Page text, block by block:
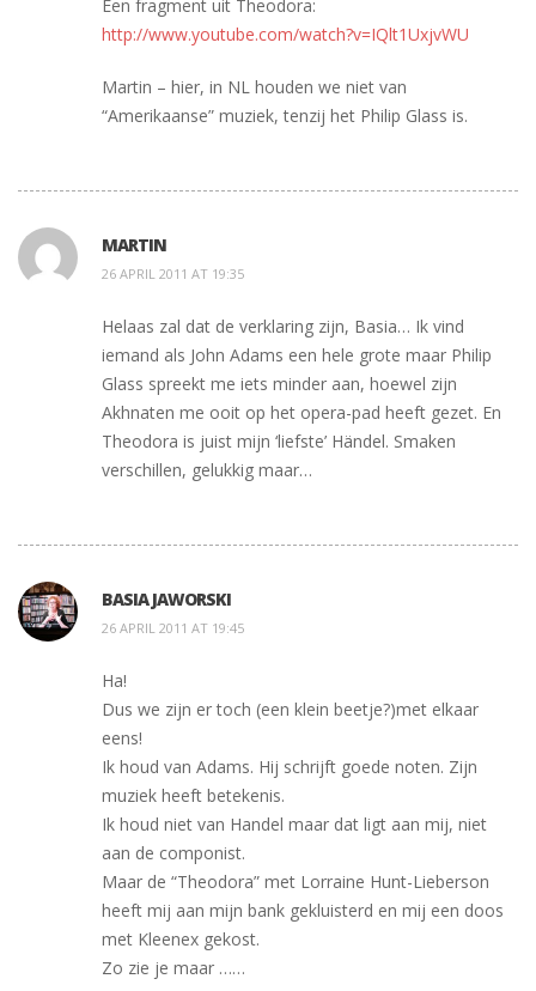
Een fragment uit Theodora:
http://www.youtube.com/watch?v=IQlt1UxjvWU
Martin – hier, in NL houden we niet van
“Amerikaanse” muziek, tenzij het Philip Glass is.
MARTIN
26 APRIL 2011 AT 19:35
Helaas zal dat de verklaring zijn, Basia… Ik vind
iemand als John Adams een hele grote maar Philip
Glass spreekt me iets minder aan, hoewel zijn
Akhnaten me ooit op het opera-pad heeft gezet. En
Theodora is juist mijn ‘liefste’ Händel. Smaken
verschillen, gelukkig maar…
BASIA JAWORSKI
26 APRIL 2011 AT 19:45
Ha!
Dus we zijn er toch (een klein beetje?)met elkaar
eens!
Ik houd van Adams. Hij schrijft goede noten. Zijn
muziek heeft betekenis.
Ik houd niet van Handel maar dat ligt aan mij, niet
aan de componist.
Maar de “Theodora” met Lorraine Hunt-Lieberson
heeft mij aan mijn bank gekluisterd en mij een doos
met Kleenex gekost.
Zo zie je maar ……